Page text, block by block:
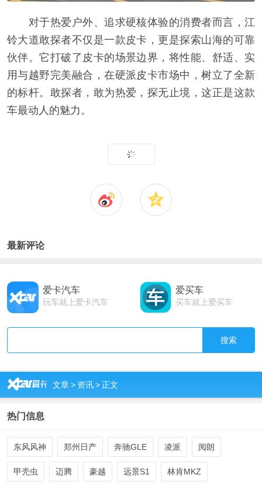
对于热爱户外、追求硬核体验的消费者而言，江
铃大道敢探者不仅是一款皮卡，更是探索山海的可靠
伙伴。它打破了皮卡的场景边界，将性能、舒适、实
用与越野完美融合，在硬派皮卡市场中，树立了全新
的标杆。敢探者，敢为热爱，探无止境，这正是这款
车最动人的魅力。
最新评论
爱卡汽车
玩车就上爱卡汽车
爱买车
买车就上爱买车
搜索
R 文章> 资讯>正文
热门信息
东风风神 郑州日产 奔驰GLE 凌派 阅朗
甲壳虫 迈腾 豪越 远景S1 林肯MKZ